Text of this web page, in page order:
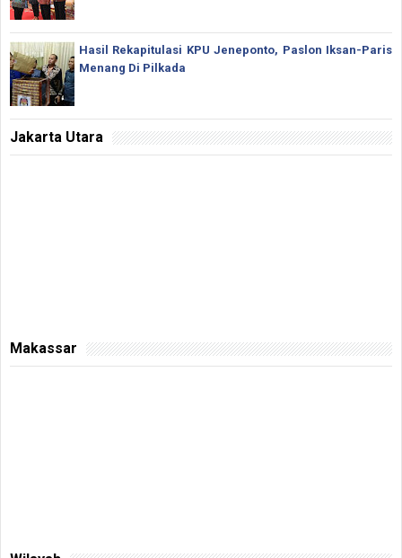
Hasil Rekapitulasi KPU Jeneponto, Paslon Iksan-Paris
Menang Di Pilkada
Jakarta Utara
Makassar